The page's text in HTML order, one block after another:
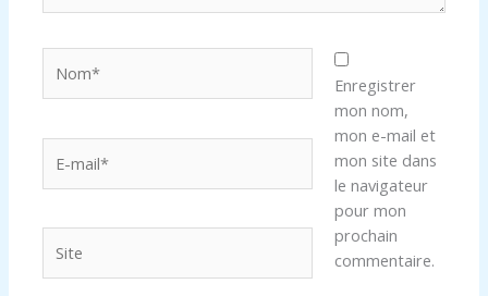
mail*
Enregistrer
mon nom,
mon e-mail et
mon site dans
le navigateur
pour mon
prochain
commentaire.